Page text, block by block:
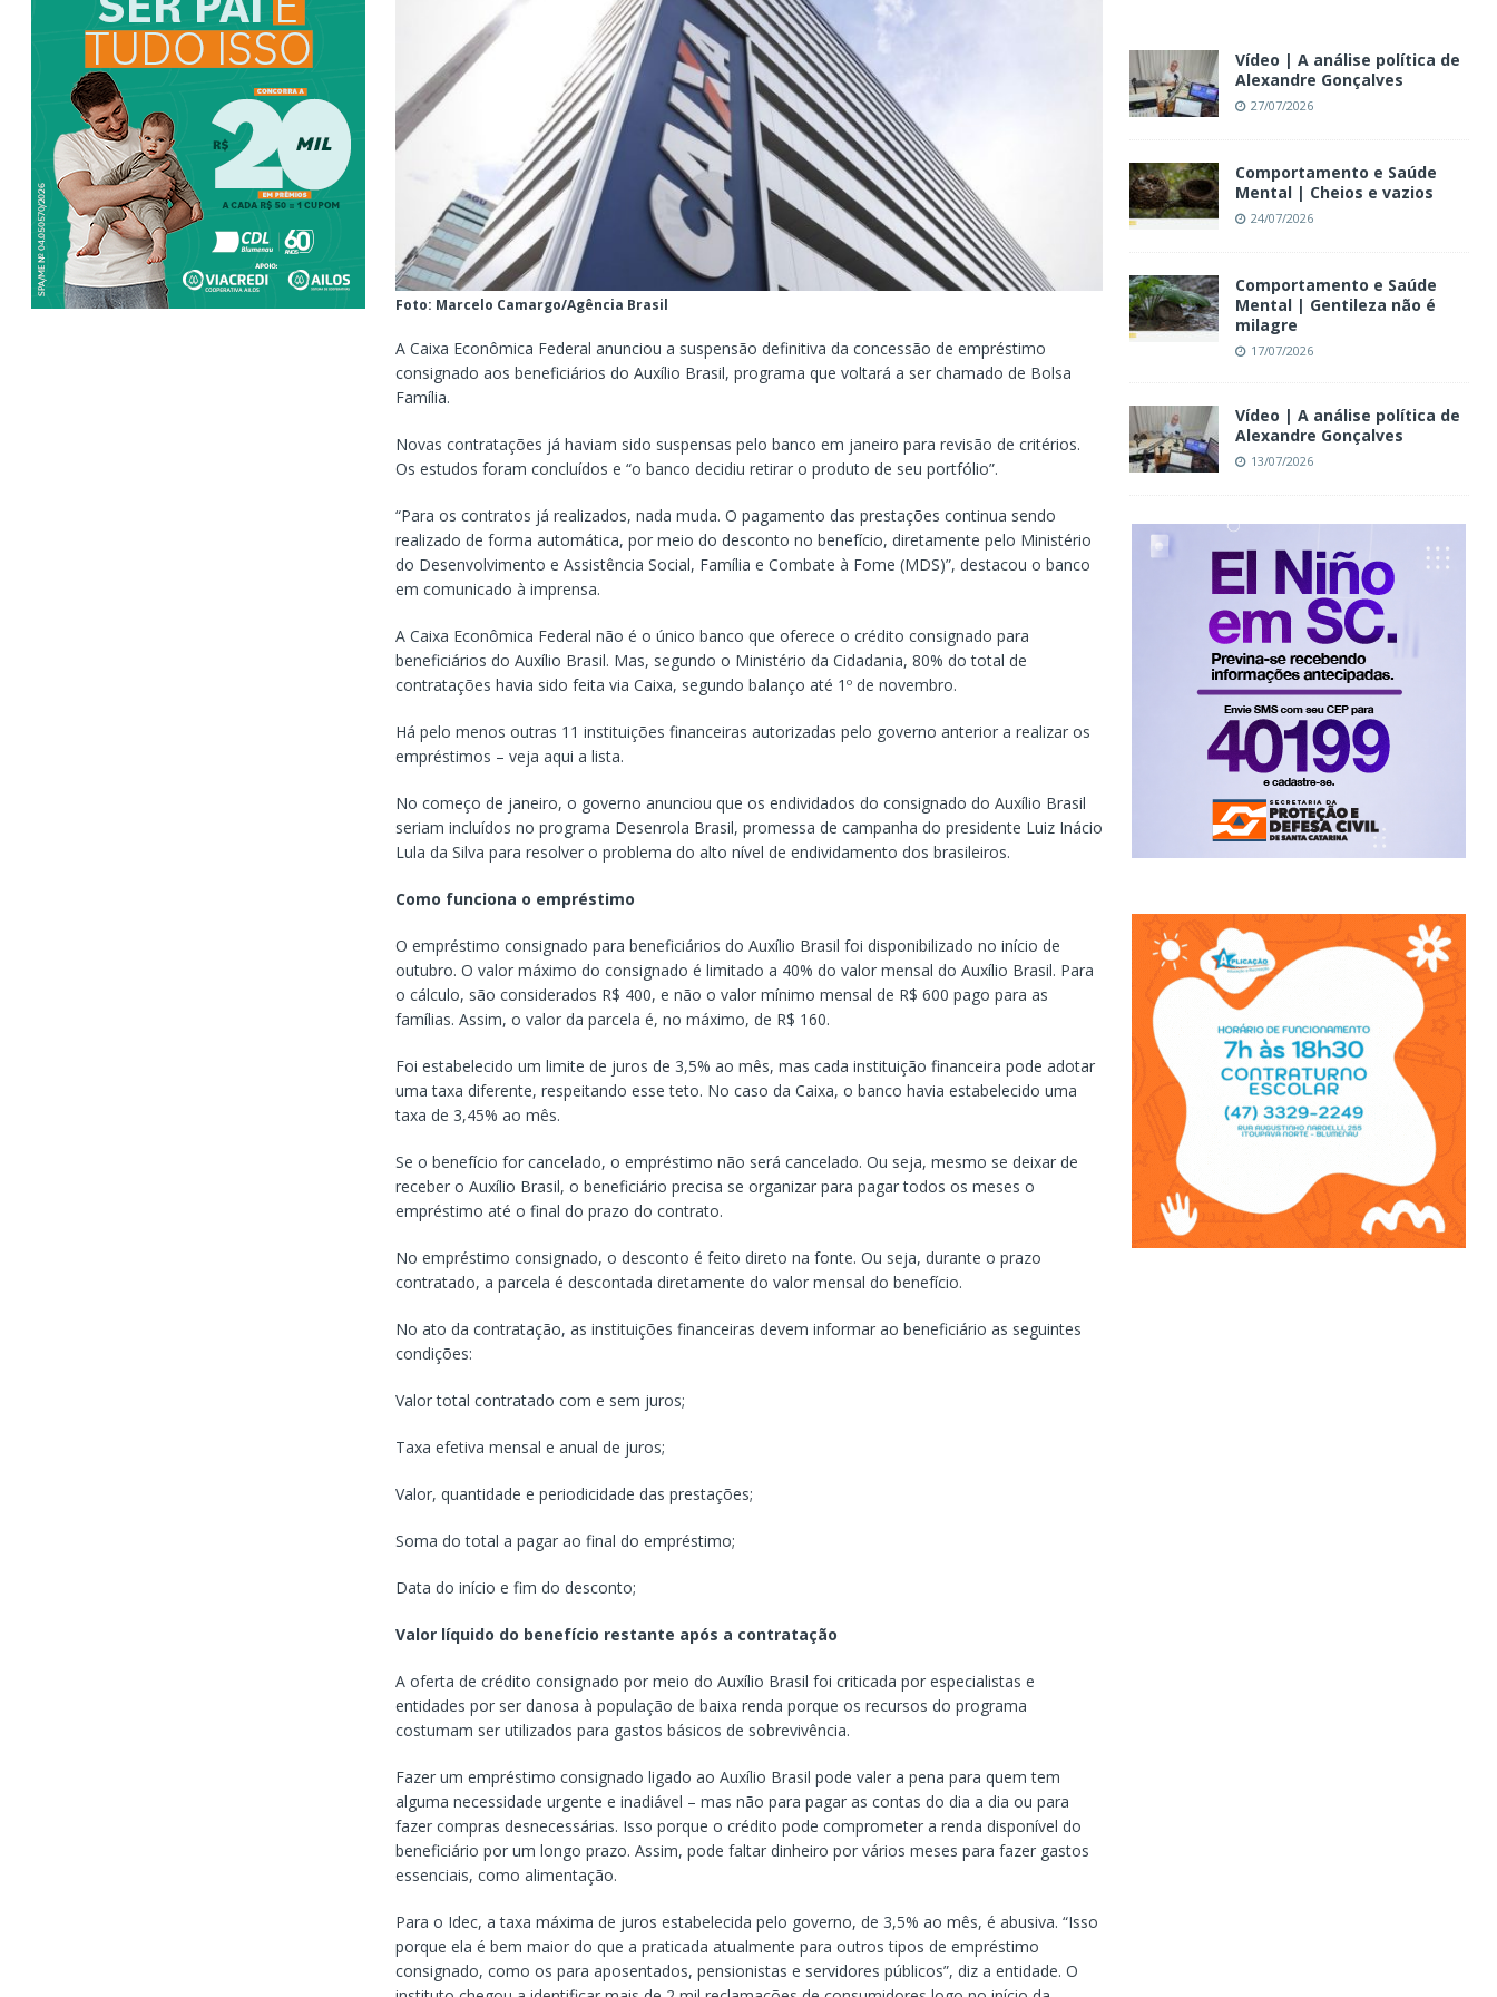
Foto: Marcelo Camargo/Agência Brasil
A Caixa Econômica Federal anunciou a suspensão definitiva da concessão de empréstimo
consignado aos beneficiários do Auxílio Brasil, programa que voltará a ser chamado de Bolsa
Família.
Novas contratações já haviam sido suspensas pelo banco em janeiro para revisão de critérios.
Os estudos foram concluídos e “o banco decidiu retirar o produto de seu portfólio”.
“Para os contratos já realizados, nada muda. O pagamento das prestações continua sendo
realizado de forma automática, por meio do desconto no benefício, diretamente pelo Ministério
do Desenvolvimento e Assistência Social, Família e Combate à Fome (MDS)”, destacou o banco
em comunicado à imprensa.
A Caixa Econômica Federal não é o único banco que oferece o crédito consignado para
beneficiários do Auxílio Brasil. Mas, segundo o Ministério da Cidadania, 80% do total de
contratações havia sido feita via Caixa, segundo balanço até 1º de novembro.
Há pelo menos outras 11 instituições financeiras autorizadas pelo governo anterior a realizar os
empréstimos – veja aqui a lista.
No começo de janeiro, o governo anunciou que os endividados do consignado do Auxílio Brasil
seriam incluídos no programa Desenrola Brasil, promessa de campanha do presidente Luiz Inácio
Lula da Silva para resolver o problema do alto nível de endividamento dos brasileiros.
Como funciona o empréstimo
O empréstimo consignado para beneficiários do Auxílio Brasil foi disponibilizado no início de
outubro. O valor máximo do consignado é limitado a 40% do valor mensal do Auxílio Brasil. Para
o cálculo, são considerados R$ 400, e não o valor mínimo mensal de R$ 600 pago para as
famílias. Assim, o valor da parcela é, no máximo, de R$ 160.
Foi estabelecido um limite de juros de 3,5% ao mês, mas cada instituição financeira pode adotar
uma taxa diferente, respeitando esse teto. No caso da Caixa, o banco havia estabelecido uma
taxa de 3,45% ao mês.
Se o benefício for cancelado, o empréstimo não será cancelado. Ou seja, mesmo se deixar de
receber o Auxílio Brasil, o beneficiário precisa se organizar para pagar todos os meses o
empréstimo até o final do prazo do contrato.
No empréstimo consignado, o desconto é feito direto na fonte. Ou seja, durante o prazo
contratado, a parcela é descontada diretamente do valor mensal do benefício.
No ato da contratação, as instituições financeiras devem informar ao beneficiário as seguintes
condições:
Valor total contratado com e sem juros;
Taxa efetiva mensal e anual de juros;
Valor, quantidade e periodicidade das prestações;
Soma do total a pagar ao final do empréstimo;
Data do início e fim do desconto;
Valor líquido do benefício restante após a contratação
A oferta de crédito consignado por meio do Auxílio Brasil foi criticada por especialistas e
entidades por ser danosa à população de baixa renda porque os recursos do programa
costumam ser utilizados para gastos básicos de sobrevivência.
Fazer um empréstimo consignado ligado ao Auxílio Brasil pode valer a pena para quem tem
alguma necessidade urgente e inadiável – mas não para pagar as contas do dia a dia ou para
fazer compras desnecessárias. Isso porque o crédito pode comprometer a renda disponível do
beneficiário por um longo prazo. Assim, pode faltar dinheiro por vários meses para fazer gastos
essenciais, como alimentação.
Para o Idec, a taxa máxima de juros estabelecida pelo governo, de 3,5% ao mês, é abusiva. “Isso
porque ela é bem maior do que a praticada atualmente para outros tipos de empréstimo
consignado, como os para aposentados, pensionistas e servidores públicos”, diz a entidade. O
Vídeo | A análise política de
Alexandre Gonçalves
27/07/2026
Comportamento e Saúde
Mental | Cheios e vazios
24/07/2026
Comportamento e Saúde
Mental | Gentileza não é
milagre
17/07/2026
Vídeo | A análise política de
Alexandre Gonçalves
13/07/2026